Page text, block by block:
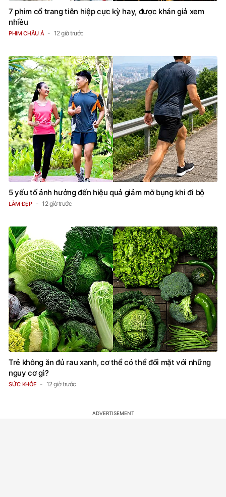
7 phim cổ trang tiên hiệp cực kỳ hay, được khán giả xem
nhiều
PHIM CHÂU Á 12 giờ trước
5 yếu tố ảnh hưởng đến hiệu quả giảm mỡ bụng khi đi bộ
LÀM ĐẸP 12 giờ trước
Trẻ không ăn đủ rau xanh, cơ thể có thể đối mặt với những
nguy cơ gì?
SỨC KHỎE 12 giờ trước